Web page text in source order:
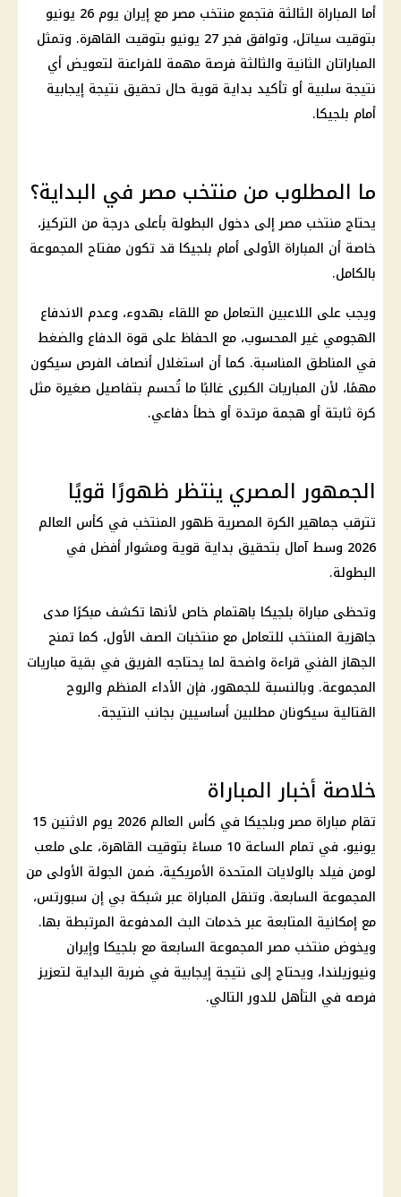
أما المباراة الثالثة فتجمعمنتخب مصرمعإيران
يوم 26 يونيو
بتوقيت سياتل، وتوافق فجر 27 يونيو بتوقيت القاهرة. وتمثل
المباراتان الثانية والثالثة فرصة مهمة للفراعنة لتعويض أي
نتيجة سلبية أو تأكيد بداية قوية حال تحقيق نتيجة إيجابية
أمام بلجيكا.
ما المطلوب من منتخب مصر في البداية؟
يحتاج منتخب مصرإلى دخول البطولة بأعلى درجة من التركيز،
خاصة أن المباراة الأولى أمام بلجيكا قد تكون مفتاح المجموعة
بالكامل.
ويجب على اللاعبين التعامل مع اللقاء بهدوء، وعدم الاندفاع
الهجومي غير المحسوب، مع الحفاظ على قوة الدفاع والضغط
في المناطق المناسبة. كما أن استغلال أنصاف الفرص سيكون
مهمًا، لأن المباريات الكبرى غالبًا ما تُحسم بتفاصيل صغيرة مثل
كرة ثابتة أو هجمة مرتدة أو خطأ دفاعي.
الجمهور المصري ينتظر ظهورًا قويًا
تترقب جماهير الكرة المصرية ظهور المنتخب في كأس العالم
2026 وسط آمال بتحقيق بداية قوية ومشوار أفضل في
البطولة.
وتحظى مباراة بلجيكا باهتمام خاص لأنها تكشف مبكرًا مدى
جاهزية المنتخب للتعامل مع منتخبات الصف الأول، كما تمنح
الجهاز الفني قراءة واضحة لما يحتاجه الفريق في بقية مباريات
المجموعة. وبالنسبة للجمهور، فإن الأداء المنظم والروح
القتالية سيكونان مطلبين أساسيين بجانب النتيجة.
خلاصة أخبار المباراة
تقام مباراة مصر وبلجيكا في كأس العالم 2026
يوم الاثنين 15
يونيو، في تمام الساعة 10 مساءً بتوقيت القاهرة، على ملعب
لومن فيلد بالولايات المتحدة الأمريكية، ضمن الجولة الأولى من
المجموعة السابعة. وتنقل المباراة عبر شبكة بي إن سبورتس،
مع إمكانية المتابعة عبر خدمات البث المدفوعة المرتبطة بها.
ويخوض منتخب مصرالمجموعة السابعة مع بلجيكا وإيران
ونيوزيلندا، ويحتاج إلى نتيجة إيجابية في ضربة البداية لتعزيز
فرصه في التأهل للدور التالي.